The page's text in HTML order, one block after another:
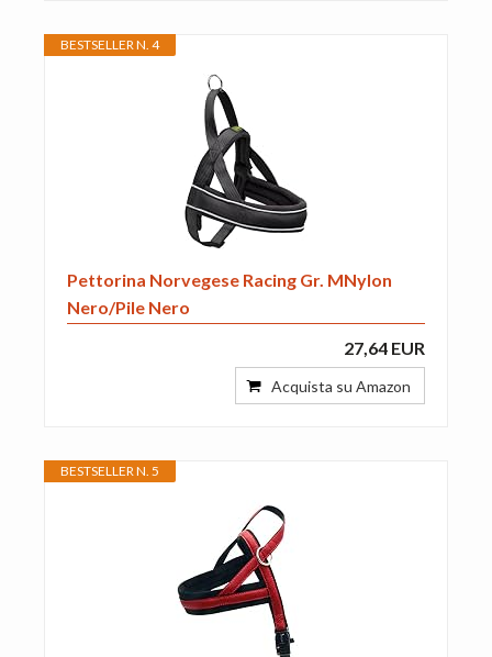
BESTSELLER N. 4
Pettorina Norvegese Racing Gr. MNylon
Nero/Pile Nero
27,64 EUR
Acquista su Amazon
BESTSELLER N. 5